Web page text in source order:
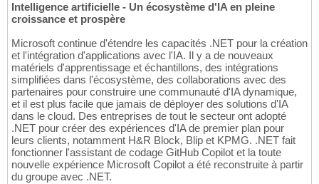
Intelligence artificielle - Un écosystème d'IA en pleine
croissance et prospère
Microsoft continue d'étendre les capacités .NET pour la création
et l'intégration d'applications avec l'IA. Il y a de nouveaux
matériels d'apprentissage et échantillons, des intégrations
simplifiées dans l'écosystème, des collaborations avec des
partenaires pour construire une communauté d'IA dynamique,
et il est plus facile que jamais de déployer des solutions d'IA
dans le cloud. Des entreprises de tout le secteur ont adopté
.NET pour créer des expériences d'IA de premier plan pour
leurs clients, notamment H&R Block, Blip et KPMG. .NET fait
fonctionner l'assistant de codage GitHub Copilot et la toute
nouvelle expérience Microsoft Copilot a été reconstruite à partir
du groupe avec .NET.